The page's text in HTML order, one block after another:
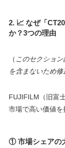
2. 📈 なぜ「
か？3つの理由
（ このセクショ
を含まないため
FUJIFILM（旧富
市場で高い価値を
① 市場シェアの